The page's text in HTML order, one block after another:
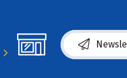
(s’ouvre dans